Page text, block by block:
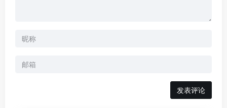
发表评论